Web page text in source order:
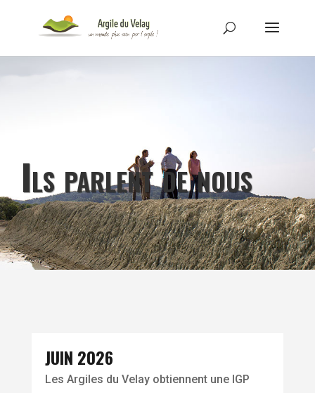
Ils parlent de nous
JUIN 2026
Les Argiles du Velay obtiennent une IGP